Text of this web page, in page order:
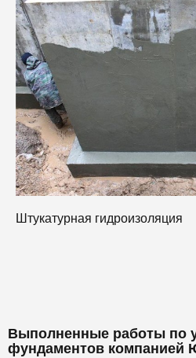
Штукатурная гидроизоляция
Выполненные работы по
фундаментов компанией